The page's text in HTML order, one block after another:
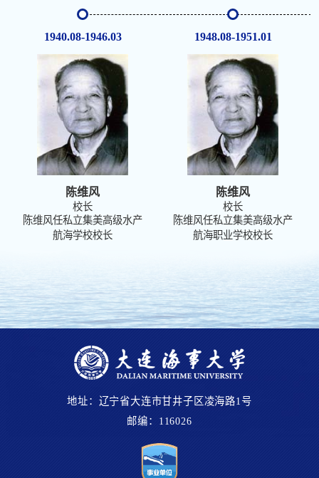
1940.08-1946.03
陈维风
校长
陈维风任私立集美高级水产
航海学校校长
1948.08-1951.01
陈维风
校长
陈维风任私立集美高级水产
航海职业学校校长
地址：辽宁省大连市甘井子区凌海路1号
邮编：116026